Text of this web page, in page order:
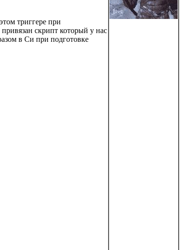
триггере при
скрипт который у нас
в Си при подготовке